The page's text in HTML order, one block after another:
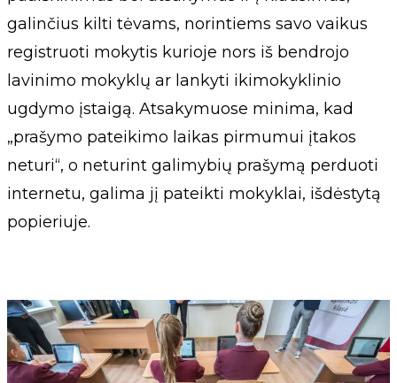
galinčius kilti tėvams, norintiems savo vaikus
registruoti mokytis kurioje nors iš bendrojo
lavinimo mokyklų ar lankyti ikimokyklinio
ugdymo įstaigą. Atsakymuose minima, kad
„prašymo pateikimo laikas pirmumui įtakos
neturi“, o neturint galimybių prašymą perduoti
internetu, galima jį pateikti mokyklai, išdėstytą
popieriuje.